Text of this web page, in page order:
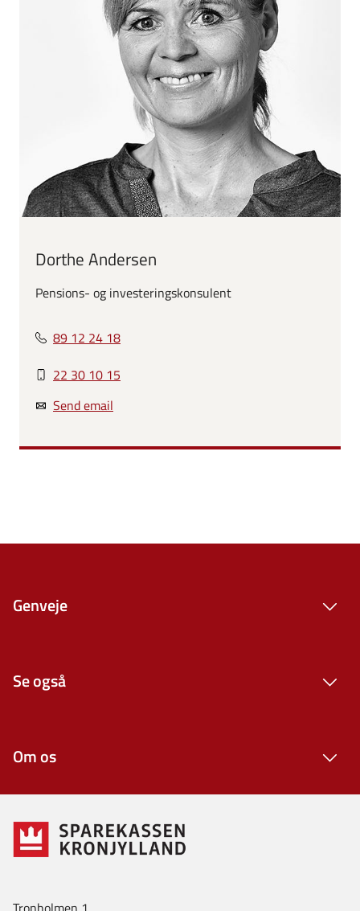
Dorthe Andersen
Pensions- og investeringskonsulent
89 12 24 18
22 30 10 15
Send email
Genveje
Se også
Om os